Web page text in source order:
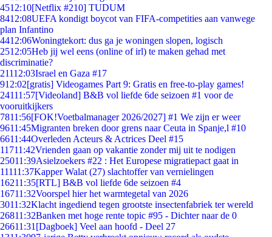
4512:10[Netflix #210] TUDUM
8412:08UEFA kondigt boycot van FIFA-competities aan vanwege
plan Infantino
4412:06Woningtekort: dus ga je woningen slopen, logisch
2512:05Heb jij wel eens (online of irl) te maken gehad met
discriminatie?
21112:03Israel en Gaza #17
912:02[gratis] Videogames Part 9: Gratis en free-to-play games!
24111:57[Videoland] B&B vol liefde 6de seizoen #1 voor de
vooruitkijkers
7811:56[FOK!Voetbalmanager 2026/2027] #1 We zijn er weer
9611:45Migranten breken door grens naar Ceuta in Spanje,l #10
6611:44Overleden Acteurs & Actrices Deel #15
11711:42Vrienden gaan op vakantie zonder mij uit te nodigen
25011:39Asielzoekers #22 : Het Europese migratiepact gaat in
11111:37Kapper Walat (27) slachtoffer van vernielingen
16211:35[RTL] B&B vol liefde 6de seizoen #4
16711:32Voorspel hier het warmtegetal van 2026
3011:32Klacht ingediend tegen grootste insectenfabriek ter wereld
26811:32Banken met hoge rente topic #95 - Dichter naar de 0
26611:31 [Dagboek] Veel aan hoofd - Deel 27